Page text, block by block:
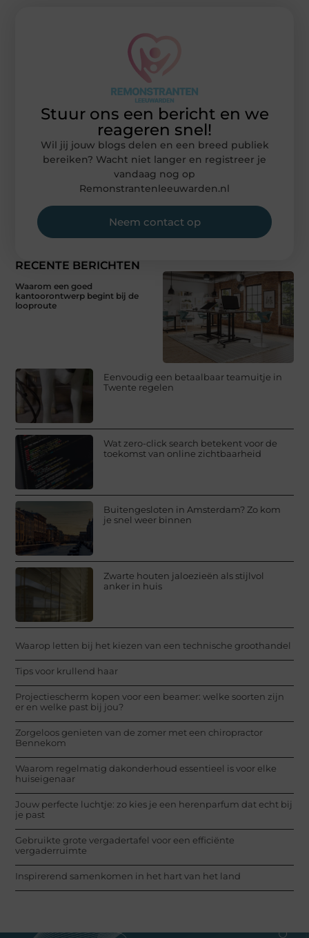
RECENTE BERICHTEN
Waarom een goed
kantoorontwerp begint bij de
looproute
Eenvoudig een betaalbaar teamuitje in
Twente regelen
Wat zero-click search betekent voor de
toekomst van online zichtbaarheid
Buitengesloten in Amsterdam? Zo kom
je snel weer binnen
Zwarte houten jaloezieën als stijlvol
anker in huis
Waarop letten bij het kiezen van een technische groothandel
Tips voor krullend haar
Projectiescherm kopen voor een beamer: welke soorten zijn
er en welke past bij jou?
Zorgeloos genieten van de zomer met een chiropractor
Bennekom
Waarom regelmatig dakonderhoud essentieel is voor elke
huiseigenaar
Jouw perfecte luchtje: zo kies je een herenparfum dat echt bij
je past
Gebruikte grote vergadertafel voor een efficiënte
vergaderruimte
Inspirerend samenkomen in het hart van het land
Stuur ons een bericht en we
reageren snel!
Wil jij jouw blogs delen en een breed publiek
bereiken? Wacht niet langer en registreer je
vandaag nog op
Remonstrantenleeuwarden.nl
Neem contact op